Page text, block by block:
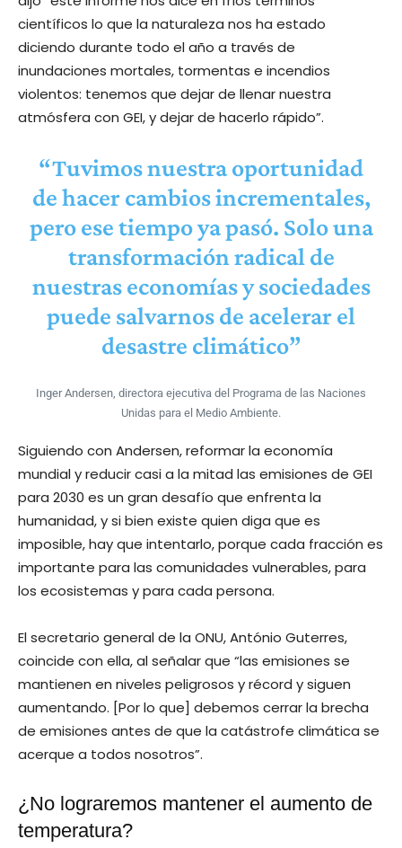
científicos lo que la naturaleza nos ha estado
diciendo durante todo el año a través de
inundaciones mortales, tormentas e incendios
violentos: tenemos que dejar de llenar nuestra
atmósfera con GEI, y dejar de hacerlo rápido”.
“Tuvimos nuestra oportunidad
de hacer cambios incrementales,
pero ese tiempo ya pasó. Solo una
transformación radical de
nuestras economías y sociedades
puede salvarnos de acelerar el
desastre climático”
Inger Andersen, directora ejecutiva del Programa de las Naciones
Unidas para el Medio Ambiente.
Siguiendo con Andersen, reformar la economía
mundial y reducir casi a la mitad las emisiones de GEI
para 2030 es un gran desafío que enfrenta la
humanidad, y si bien existe quien diga que es
imposible, hay que intentarlo, porque cada fracción es
importante para las comunidades vulnerables, para
los ecosistemas y para cada persona.
El secretario general de la ONU, António Guterres,
coincide con ella, al señalar que “las emisiones se
mantienen en niveles peligrosos y récord y siguen
aumentando. [Por lo que] debemos cerrar la brecha
de emisiones antes de que la catástrofe climática se
acerque a todos nosotros”.
¿No lograremos mantener el aumento de
temperatura?